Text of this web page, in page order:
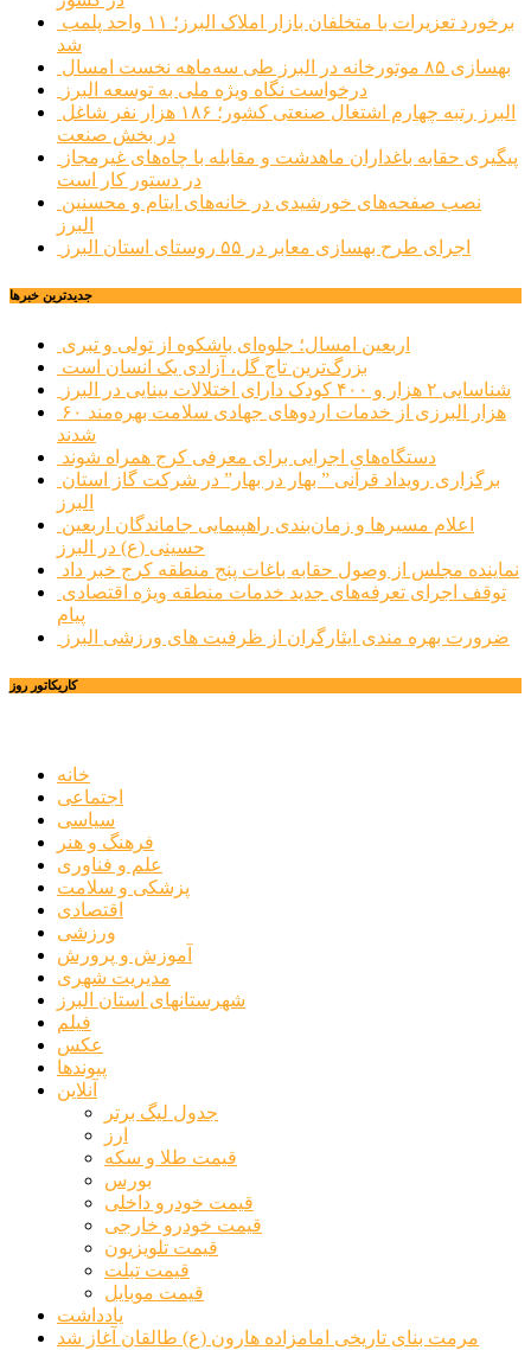
شد
بهسازی ۸۵ موتورخانه در البرز طی سه‌ماهه نخست امسال
درخواست نگاه ویژه ملی به توسعه البرز
در بخش صنعت
در دستور کار است
البرز
اجرای طرح بهسازی معابر در ۵۵ روستای استان البرز
جديدترين خبرها
اربعین امسال؛ جلوه‌ای باشکوه از تولی و تبری
بزرگ‌ترین تاج گل، آزادی یک انسان است
شناسایی ۲ هزار و ۴۰۰ کودک دارای اختلالات بینایی در البرز
۶۰ هزار البرزی از خدمات اردوهای جهادی سلامت بهره‌مند
شدند
دستگاه‌های اجرایی برای معرفی کرج همراه شوند
البرز
حسینی (ع) در البرز
نماینده مجلس از وصول حقابه باغات پنج منطقه کرج خبر داد
پیام
ضرورت بهره مندی ایثارگران از ظرفیت های ورزشی البرز
کاریکاتور روز
خانه
اجتماعی
سیاسی
فرهنگ و هنر
علم و فناوری
پزشکی و سلامت
اقتصادی
ورزشی
آموزش و پرورش
مدیریت شهری
شهرستانهای استان البرز
فیلم
عکس
پیوندها
آنلاین
جدول لیگ برتر
ارز
قیمت طلا و سکه
بورس
قیمت خودرو داخلی
قیمت خودرو خارجی
قیمت تلویزیون
قیمت تبلت
قیمت موبایل
یادداشت
مرمت بنای تاریخی امامزاده هارون (ع) طالقان آغاز شد